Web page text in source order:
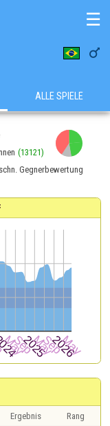

☰
ALLE SPIELE
(13121)
Gegnerbewertung
Ergebnis
Rang